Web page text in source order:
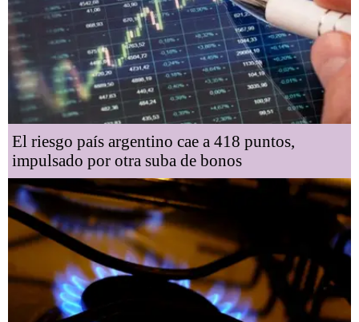
El riesgo país argentino cae a 418 puntos,
impulsado por otra suba de bonos